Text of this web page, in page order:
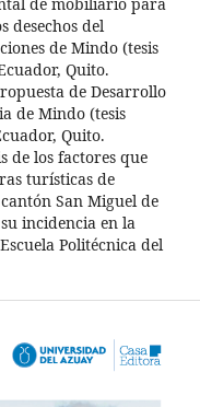
desechos del
de Mindo (tesis
Quito.
de Desarrollo
de Mindo (tesis
Quito.
de los factores que
turísticas de
San Miguel de
incidencia en la
Politécnica del